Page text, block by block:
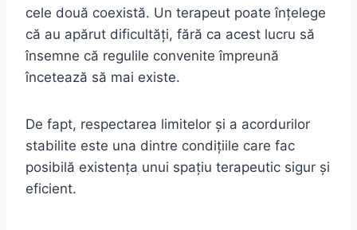
cele două coexistă. Un terapeut poate înțelege
că au apărut dificultăți, fără ca acest lucru să
însemne că regulile convenite împreună
încetează să mai existe.
De fapt, respectarea limitelor și a acordurilor
stabilite este una dintre condițiile care fac
posibilă existența unui spațiu terapeutic sigur și
eficient.